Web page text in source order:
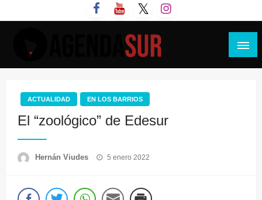
al
ACTUALIDAD EN LOS BARRIOS
El “zoológico” de Edesur
Hernán Viudes
Publicado
5 enero 2022